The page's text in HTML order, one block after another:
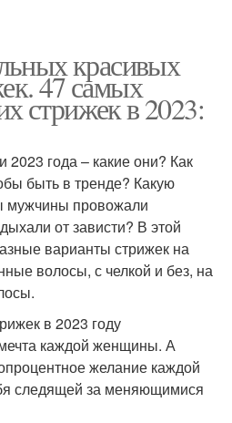
красивых
47 самых
стрижек в 2023:
года – какие они? Как
быть в тренде? Какую
мужчины провожали
от зависти? В этой
варианты стрижек на
волосы, с челкой и без, на
в 2023 году
каждой женщины. А
желание каждой
следящей за меняющимися